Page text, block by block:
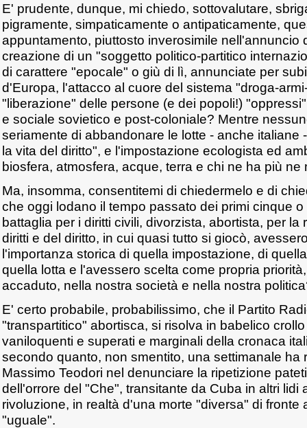
E' prudente, dunque, mi chiedo, sottovalutare,
pigramente, simpaticamente o antipaticamente,
appuntamento, piuttosto inverosimile nell'annuncio
creazione di un "soggetto politico-partitico
di carattere "epocale" o giù di lì, annunciate per
d'Europa, l'attacco al cuore del sistema "droga-
"liberazione" delle persone (e dei popoli!)
e sociale sovietico e post-coloniale? Mentre
seriamente di abbandonare le lotte - anche italiane
la vita del diritto", e l'impostazione ecologista ed
biosfera, atmosfera, acque, terra e chi ne ha più ne
Ma, insomma, consentitemi di chiedermelo e di
che oggi lodano il tempo passato dei primi cinque
battaglia per i diritti civili, divorzista, abortista, per la
diritti e del diritto, in cui quasi tutto si giocò,
l'importanza storica di quella impostazione, di
quella lotta e l'avessero scelta come propria
accaduto, nella nostra società e nella nostra
E' certo probabile, probabilissimo, che il Partito
"transpartitico" abortisca, si risolva in babelico
vaniloquenti e superati e marginali della cronaca
secondo quanto, non smentito, una settimanale ha
Massimo Teodori nel denunciare la ripetizione
dell'orrore del "Che", transitante da Cuba in altri lidi
rivoluzione, in realtà d'una morte "diversa" di fronte
"uguale".